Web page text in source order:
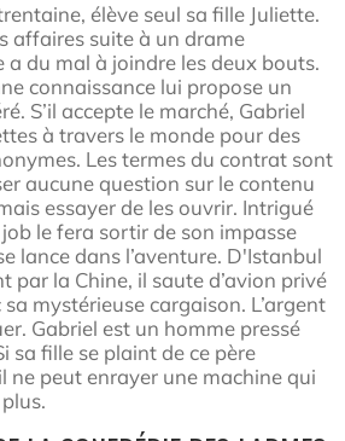
élève seul sa fille Juliette.
affaires suite à un drame
a du mal à joindre les deux bouts.
connaissance lui propose un
S’il accepte le marché, Gabriel
à travers le monde pour des
Les termes du contrat sont
aucune question sur le contenu
essayer de les ouvrir. Intrigué
le fera sortir de son impasse
lance dans l’aventure. D'Istanbul
par la Chine, il saute d’avion privé
mystérieuse cargaison. L’argent
Gabriel est un homme pressé
sa fille se plaint de ce père
ne peut enrayer une machine qui